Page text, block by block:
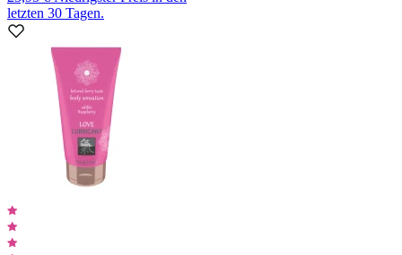
letzten 30 Tagen.